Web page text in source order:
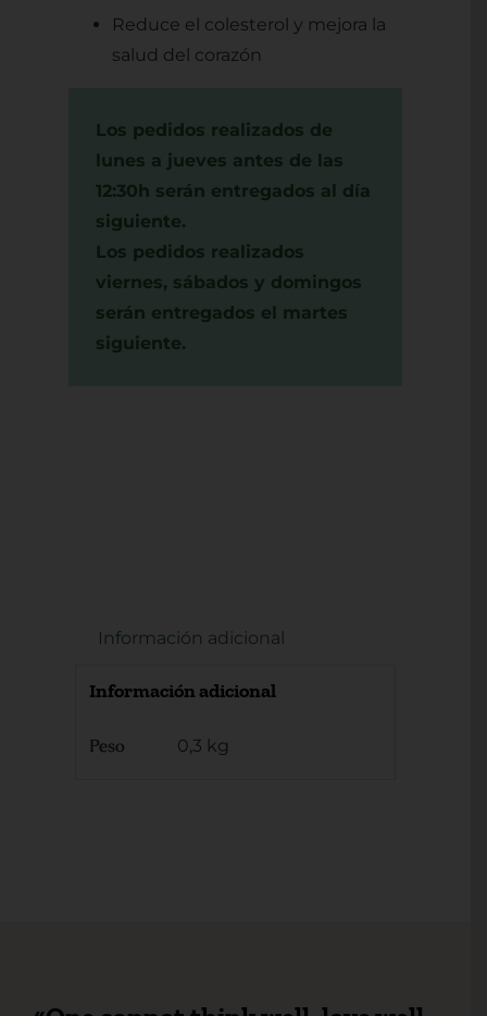
Reduce el colesterol y mejora la
salud del corazón
Los pedidos realizados de
lunes a jueves antes de las
12:30h serán entregados al día
siguiente.
Los pedidos realizados
viernes, sábados y domingos
serán entregados el martes
siguiente.
Información adicional
Información adicional
Peso 0,3 kg